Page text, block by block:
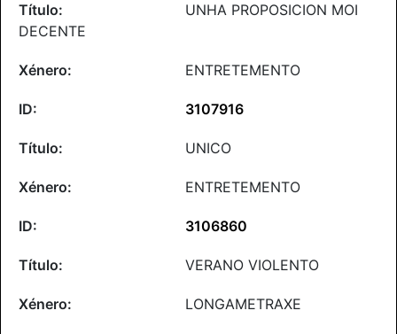
UNHA PROPOSICION MOI
DECENTE
ENTRETEMENTO
3107916
UNICO
ENTRETEMENTO
3106860
VERANO VIOLENTO
LONGAMETRAXE